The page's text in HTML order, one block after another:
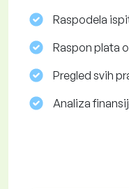
Raspodela
Raspon plata
Pregled svih
Analiza